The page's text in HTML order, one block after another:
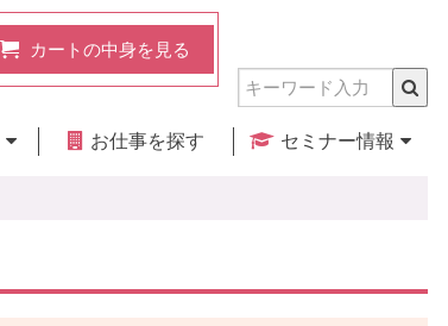
カートの中身を見る
お仕事を探す
セミナー情報